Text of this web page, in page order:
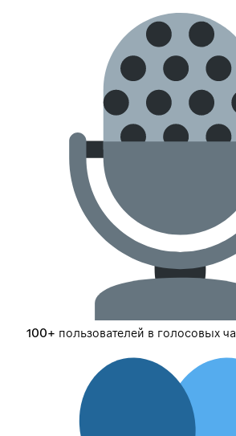
100+ пользователей в голосовых